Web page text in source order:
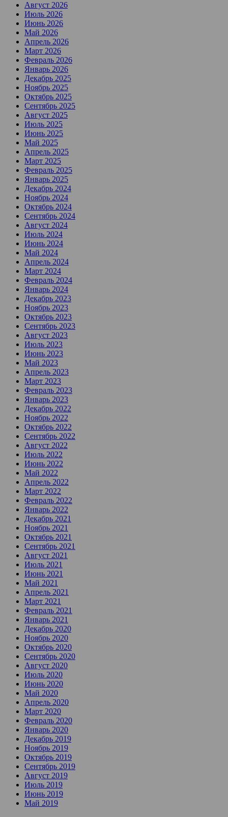
Август 2026
Июль 2026
Июнь 2026
Май 2026
Апрель 2026
Март 2026
Февраль 2026
Январь 2026
Декабрь 2025
Ноябрь 2025
Октябрь 2025
Сентябрь 2025
Август 2025
Июль 2025
Июнь 2025
Май 2025
Апрель 2025
Март 2025
Февраль 2025
Январь 2025
Декабрь 2024
Ноябрь 2024
Октябрь 2024
Сентябрь 2024
Август 2024
Июль 2024
Июнь 2024
Май 2024
Апрель 2024
Март 2024
Февраль 2024
Январь 2024
Декабрь 2023
Ноябрь 2023
Октябрь 2023
Сентябрь 2023
Август 2023
Июль 2023
Июнь 2023
Май 2023
Апрель 2023
Март 2023
Февраль 2023
Январь 2023
Декабрь 2022
Ноябрь 2022
Октябрь 2022
Сентябрь 2022
Август 2022
Июль 2022
Июнь 2022
Май 2022
Апрель 2022
Март 2022
Февраль 2022
Январь 2022
Декабрь 2021
Ноябрь 2021
Октябрь 2021
Сентябрь 2021
Август 2021
Июль 2021
Июнь 2021
Май 2021
Апрель 2021
Март 2021
Февраль 2021
Январь 2021
Декабрь 2020
Ноябрь 2020
Октябрь 2020
Сентябрь 2020
Август 2020
Июль 2020
Июнь 2020
Май 2020
Апрель 2020
Март 2020
Февраль 2020
Январь 2020
Декабрь 2019
Ноябрь 2019
Октябрь 2019
Сентябрь 2019
Август 2019
Июль 2019
Июнь 2019
Май 2019